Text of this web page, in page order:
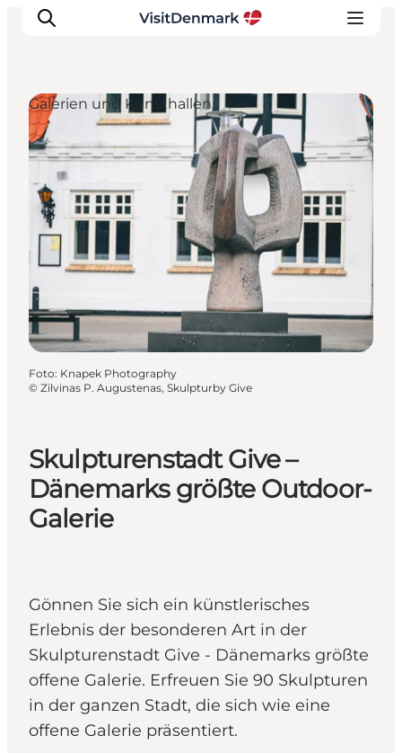
Inspiration
Regionen
Erlebnisse
Unterkünfte
Reiseplanung
Skulpturenstadt Give –
Dänemarks größte Outdoor-
Galerie
Gönnen Sie sich ein künstlerisches
Erlebnis der besonderen Art in der
Skulpturenstadt Give - Dänemarks größte
offene Galerie. Erfreuen Sie 90 Skulpturen
in der ganzen Stadt, die sich wie eine
offene Galerie präsentiert.
Galerien und Kunsthallen
Foto: Knapek Photography
© Zilvinas P. Augustenas, Skulpturby Give